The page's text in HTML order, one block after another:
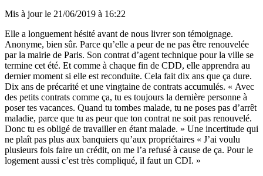
Mis à jour le 21/06/2019 à 16:22
Elle a longuement hésité avant de nous livrer son témoignage.
Anonyme, bien sûr. Parce qu’elle a peur de ne pas être renouvelée
par la mairie de Paris. Son contrat d’agent technique pour la ville se
termine cet été. Et comme à chaque fin de CDD, elle apprendra au
dernier moment si elle est reconduite. Cela fait dix ans que ça dure.
Dix ans de précarité et une vingtaine de contrats accumulés. « Avec
des petits contrats comme ça, tu es toujours la dernière personne à
poser tes vacances. Quand tu tombes malade, tu ne poses pas d’arrêt
maladie, parce que tu as peur que ton contrat ne soit pas renouvelé.
Donc tu es obligé de travailler en étant malade. » Une incertitude qui
ne plaît pas plus aux banquiers qu’aux propriétaires « J’ai voulu
plusieurs fois faire un crédit, on me l’a refusé à cause de ça. Pour le
logement aussi c’est très compliqué, il faut un CDI. »